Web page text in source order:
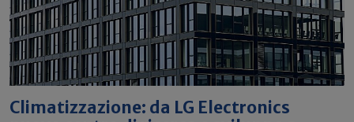
Climatizzazione: da LG Electronics